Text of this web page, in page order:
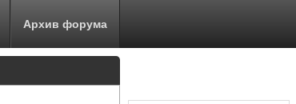
Архив форума